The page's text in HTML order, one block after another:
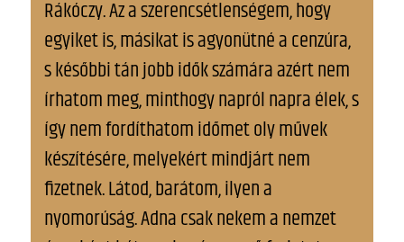
Rákóczy. Az a szerencsétlenségem, hogy
egyiket is, másikat is agyonütné a cenzúra,
s későbbi tán jobb idők számára azért nem
írhatom meg, minthogy napról napra élek, s
így nem fordíthatom időmet oly művek
készítésére, melyekért mindjárt nem
fizetnek. Látod, barátom, ilyen a
nyomorúság. Adna csak nekem a nemzet